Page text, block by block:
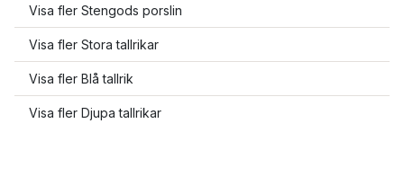
Visa fler Stengods porslin
Visa fler Stora tallrikar
Visa fler Blå tallrik
Visa fler Djupa tallrikar